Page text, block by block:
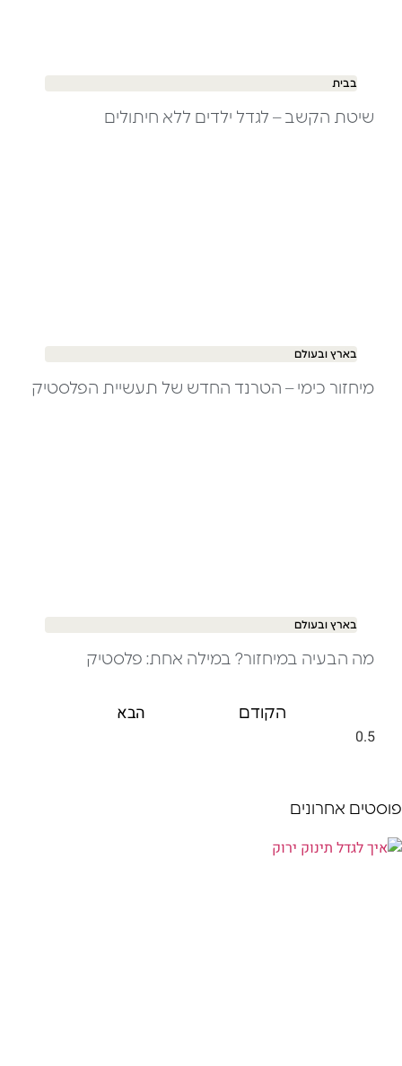
בבית
שיטת הקשב – לגדל ילדים ללא חיתולים
בארץ ובעולם
מיחזור כימי – הטרנד החדש של תעשיית הפלסטיק
בארץ ובעולם
מה הבעיה במיחזור? במילה אחת: פלסטיק
הקודם הבא
פוסטים אחרונים